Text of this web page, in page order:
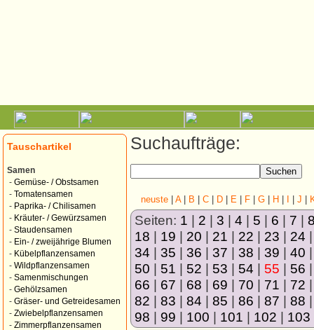
Tauschartikel
Samen
- Gemüse- / Obstsamen
- Tomatensamen
- Paprika- / Chilisamen
- Kräuter- / Gewürzsamen
- Staudensamen
- Ein- / zweijährige Blumen
- Kübelpflanzensamen
- Wildpflanzensamen
- Samenmischungen
- Gehölzsamen
- Gräser- und Getreidesamen
- Zwiebelpflanzensamen
- Zimmerpflanzensamen
Suchaufträge:
neuste A| B C D E F G H J
Seiten: 1 | 2 | 3 | 4 | 5 | 6 | 7 |
18 | 19 | 20 | 21 | 22 | 23 | 24
34 | 35 | 36 | 37 | 38 | 39 | 40
50 | 51 | 52 | 53 | 54 | 55 | 56
66 | 67 | 68 | 69 | 70 | 71 | 72
82 | 83 | 84 | 85 | 86 | 87 | 88
98 | 99 | 100 | 101 | 102 | 103